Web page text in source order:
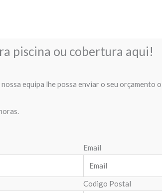
piscina ou cobertura aqui!
equipa lhe possa enviar o seu orçamento
Email
Codigo Postal